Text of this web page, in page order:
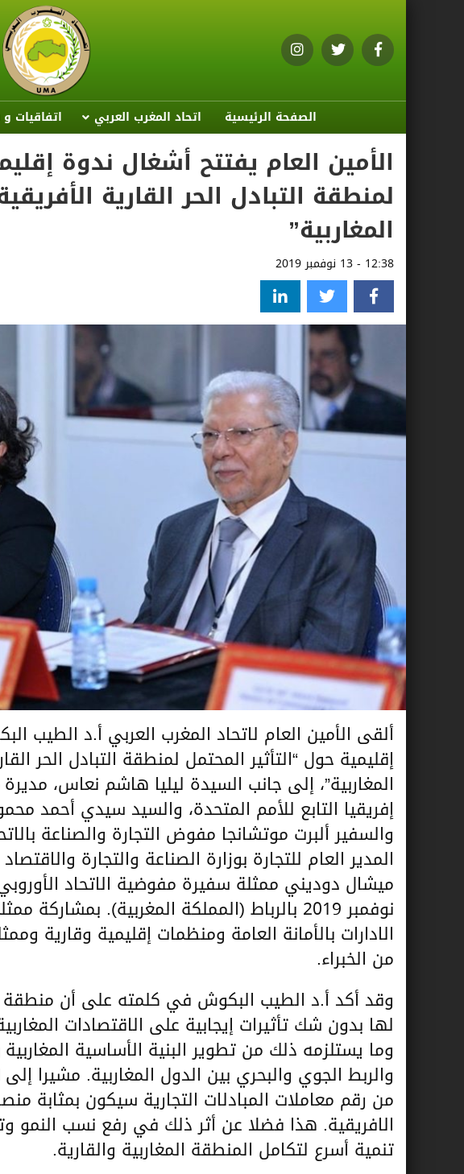
الصفحة الرئيسية اتحاد المغرب العربي اتفاقيات
الأمين العام يفتتح أشغال ندوة
لمنطقة التبادل الحر القارية
المغاربية”
12:38 - 13 نوفمبر 2019
ألقى الأمين العام لاتحاد المغرب العربي أ.د الطيب
إقليمية حول “التأثير المحتمل لمنطقة التبادل الحر
المغاربية”، إلى جانب السيدة ليليا هاشم نعاس،
إفريقيا التابع للأمم المتحدة، والسيد سيدي أحمد
والسفير ألبرت موتشانجا مفوض التجارة والصناعة
المدير العام للتجارة بوزارة الصناعة والتجارة
نوفمبر 2019 بالرباط (المملكة المغربية).
الادارات بالأمانة العامة ومنظمات إقليمية وقارية
من الخبراء.
وقد أكد أ.د الطيب البكوش في كلمته على أن منطقة
لها بدون شك تأثيرات إيجابية على الاقتصادات
وما يستلزمه ذلك من تطوير البنية الأساسية
والربط الجوي والبحري بين الدول المغاربية. مشيرا
من رقم معاملات المبادلات التجارية سيكون بمثابة
الافريقية. هذا فضلا عن أثر ذلك في رفع نسب النمو
تنمية أسرع لتكامل المنطقة المغاربية والقارية.